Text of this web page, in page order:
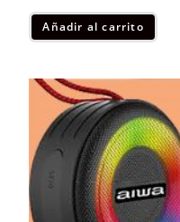
Añadir al carrito